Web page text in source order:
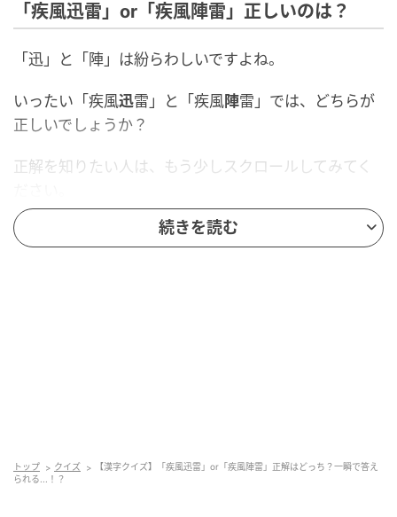
「疾風迅雷」or「疾風陣雷」正しいのは？
「迅」と「陣」は紛らわしいですよね。
いったい「疾風迅雷」と「疾風陣雷」では、どちらが
正しいでしょうか？
正解を知りたい人は、もう少しスクロールしてみてく
続きを読む
トップ クイズ
【漢字クイズ】「疾風迅雷」or「疾風陣雷」正解はどっち？一瞬で答え
られる...！？